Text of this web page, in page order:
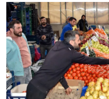
Son Dakika
Tüm Haberler